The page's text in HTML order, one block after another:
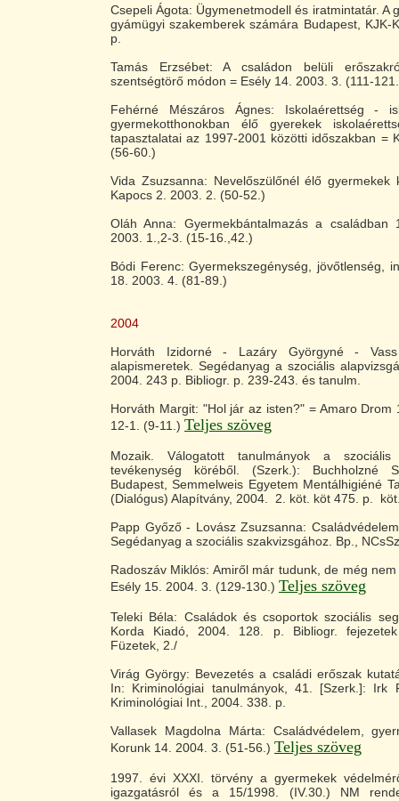
Csepeli Ágota: Ügymenetmodell és iratmintatár. A
gyámügyi szakemberek számára Budapest, KJK-
p.
Tamás Erzsébet: A családon belüli
szentségtörő módon = Esély 14. 2003. 3. (111-
Fehérné Mészáros Ágnes: Iskolaérettség -
gyermekotthonokban élő gyerekek
tapasztalatai az 1997-2001 közötti időszakban =
(56-60.)
Vida Zsuzsanna: Nevelőszülőnél élő gyermekek
Kapocs 2. 2003. 2. (50-52.)
Oláh Anna: Gyermekbántalmazás a
2003. 1.,2-3. (15-16.,42.)
Bódi Ferenc: Gyermekszegénység, jövőtlenség,
18. 2003. 4. (81-89.)
2004
Horváth Izidorné - Lazáry Györgyné -
alapismeretek. Segédanyag a szociális
2004. 243 p. Bibliogr. p. 239-243. és tanulm.
Horváth Margit: "Hol jár az isten?" = Amaro Drom
12-1. (9-11.) Teljes szöveg
Mozaik. Válogatott tanulmányok a
tevékenység köréből. (Szerk.): Buchholzné
Budapest, Semmelweis Egyetem Mentálhigiéné
(Dialógus) Alapítvány, 2004. 2. köt. köt 475. p.
Papp Győző - Lovász Zsuzsanna:
Segédanyag a szociális szakvizsgához. Bp.,
Radoszáv Miklós: Amiről már tudunk, de még
Esély 15. 2004. 3. (129-130.) Teljes szöveg
Teleki Béla: Családok és csoportok szociális
Korda Kiadó, 2004. 128. p. Bibliogr.
Füzetek, 2./
Virág György: Bevezetés a családi erőszak
In: Kriminológiai tanulmányok, 41. [Szerk.]: Irk
Kriminológiai Int., 2004. 338. p.
Vallasek Magdolna Márta: Családvédelem,
Korunk 14. 2004. 3. (51-56.) Teljes szöveg
1997. évi XXXI. törvény a gyermekek
igazgatásról és a 15/1998. (IV.30.) NM